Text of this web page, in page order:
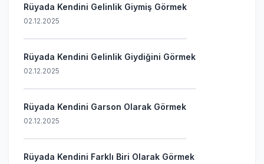
Rüyada Kendini Gelinlik Giymiş Görmek
02.12.2025
Rüyada Kendini Gelinlik Giydiğini Görmek
02.12.2025
Rüyada Kendini Garson Olarak Görmek
02.12.2025
Rüyada Kendini Farklı Biri Olarak Görmek